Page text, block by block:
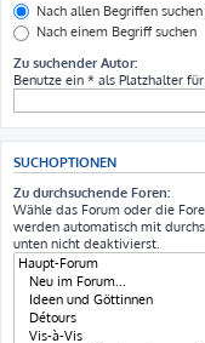
Nach allen Begriffen
Nach einem Begriff suchen
Zu suchender Autor:
Benutze ein * als Platzhalter
SUCHOPTIONEN
Zu durchsuchende Foren:
Wähle das Forum oder die
werden automatisch mit
unten nicht deaktivierst.